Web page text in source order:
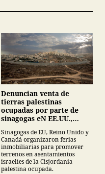
Denuncian venta de
tierras palestinas
ocupadas por parte de
sinagogas eN EE.UU.,
Sinagogas de EU, Reino Unido y
Canadá organizaron ferias
inmobiliarias para promover
terrenos en asentamientos
israelíes de la Cisjordania
palestina ocupada.